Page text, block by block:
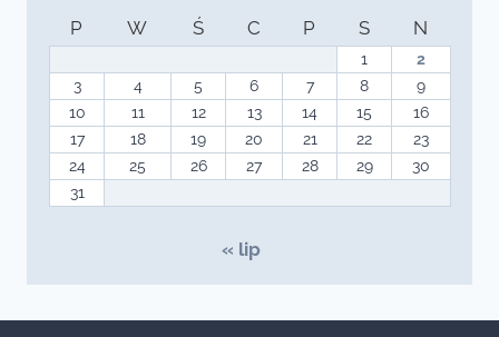
P
W Ś C P S N
1
2
3
4 5 6 7 8
9
10
11 12 13 14 15
16
17
18 19 20 21 22
23
24
25 26 27 28 29
30
31
« lip